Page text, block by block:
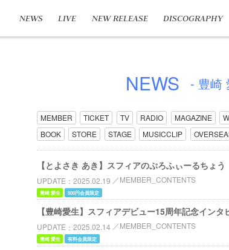
NEWS LIVE NEW RELEASE DISCOGRAPHY
NEWS - 豊崎
MEMBER TICKET TV RADIO MAGAZINE
BOOK
STORE STAGE MUSICCLIP
【とよさき あき】スフィアのぷろふぃーるちょう
UPDATE 2025.02.19 MEMBER_CONTENTS
豊崎 愛生 500円会員限定
【豊崎愛生】スフィアデビュー15周年記念インタ
UPDATE 2025.02.14 MEMBER_CONTENTS
豊崎 愛生 有料会員限定